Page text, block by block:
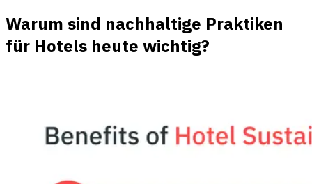
Warum sind nachhaltige Praktiken
für Hotels heute wichtig?